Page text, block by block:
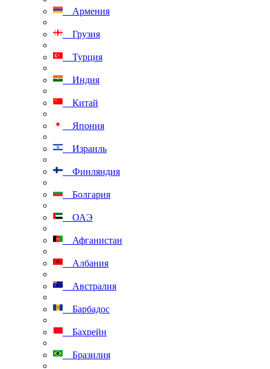
Армения
Грузия
Турция
Индия
Китай
Япония
Израиль
Финляндия
Болгария
ОАЭ
Афганистан
Албания
Австралия
Барбадос
Бахрейн
Бразилия